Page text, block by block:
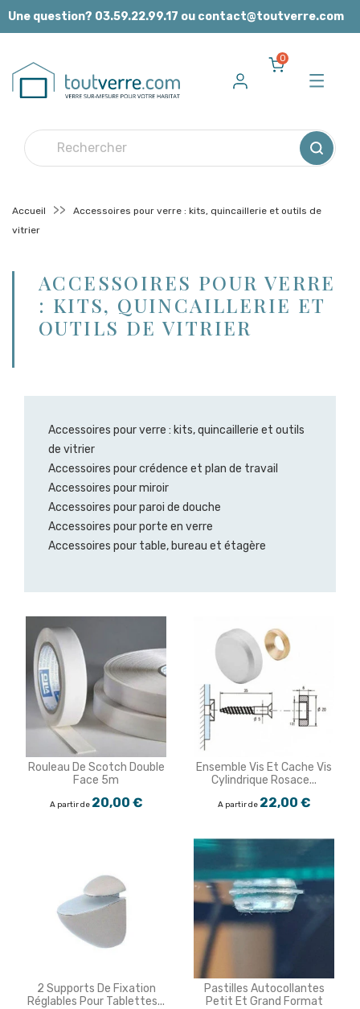
Panneau de gestion des cookies
Une question? 03.59.22.99.17 ou contact@toutverre.com
0
Accueil
Accessoires pour verre : kits, quincaillerie et outils de
vitrier
ACCESSOIRES POUR VERRE
: KITS, QUINCAILLERIE ET
OUTILS DE VITRIER
Accessoires pour verre : kits, quincaillerie et outils
de vitrier
Accessoires pour crédence et plan de travail
Accessoires pour miroir
Accessoires pour paroi de douche
Accessoires pour porte en verre
Accessoires pour table, bureau et étagère
Rouleau De Scotch Double
Face 5m
A partir de 20,00 €
Ensemble Vis Et Cache Vis
Cylindrique Rosace...
A partir de 22,00 €
2 Supports De Fixation
Réglables Pour Tablettes...
Pastilles Autocollantes
Petit Et Grand Format